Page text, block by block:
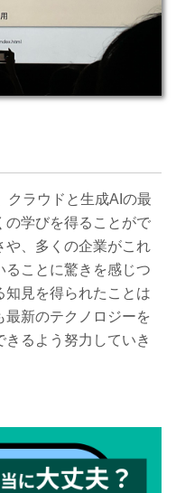
クラウドと生成AIの最
の学びを得ることがで
や、多くの企業がこれ
ることに驚きを感じつ
知見を得られたことは
新のテクノロジーを
るよう努力していき